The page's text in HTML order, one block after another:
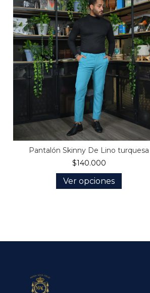
Pantalón Skinny De Lino turquesa
$140.000
Ver opciones